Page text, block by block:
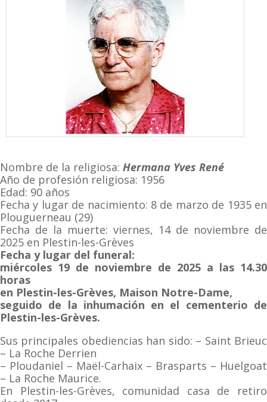
Nombre de la religiosa: Hermana Yves René
Año de profesión religiosa: 1956
Edad: 90 años
Fecha y lugar de nacimiento: 8 de marzo de 1935 en
Plouguerneau (29)
Fecha de la muerte: viernes, 14 de noviembre de
2025 en Plestin-les-Grèves
Fecha y lugar del funeral:
miércoles 19 de noviembre de 2025 a las 14.30
horas
en Plestin-les-Grèves, Maison Notre-Dame,
seguido de la inhumación en el cementerio de
Plestin-les-Grèves.
Sus principales obediencias han sido: – Saint Brieuc
– La Roche Derrien
– Ploudaniel – Maël-Carhaix – Brasparts – Huelgoat
– La Roche Maurice.
En Plestin-les-Grèves, comunidad casa de retiro